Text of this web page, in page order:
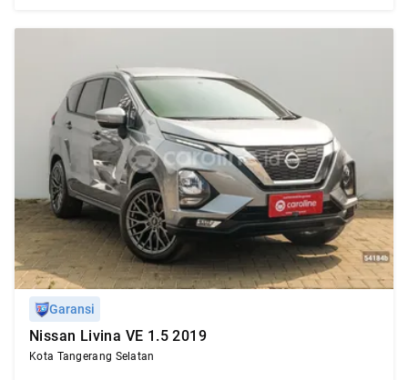
Garansi
Nissan Livina VE 1.5 2019
Kota Tangerang Selatan